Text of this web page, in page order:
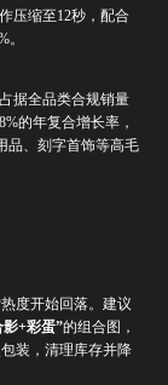
压缩至12秒，配合
据全品类合规销量
的年复合增长率，
品、刻字首饰等高毛
度开始回落。建议
+彩蛋”的组合图，
装，清理库存并降